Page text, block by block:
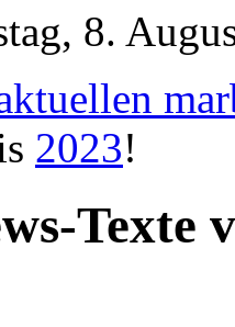
8.
2023!
Texte